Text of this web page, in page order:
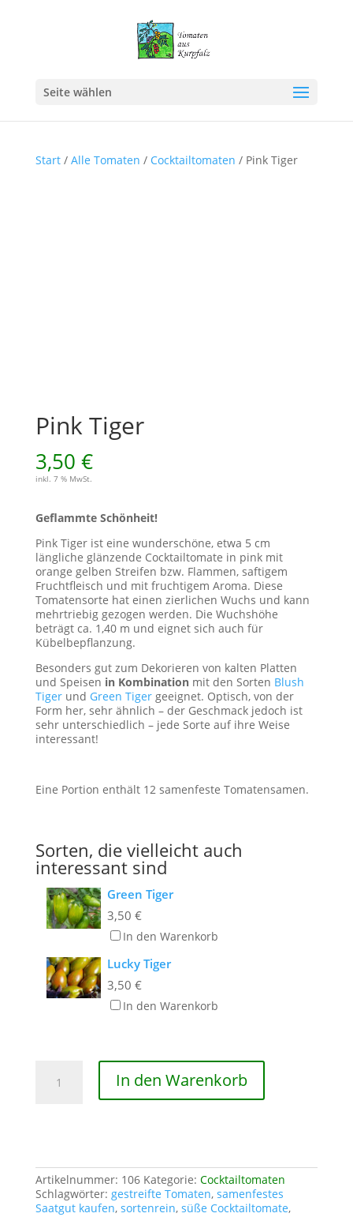
Seite wählen
Start/ Alle Tomaten / Cocktailtomaten / Pink Tiger
Pink Tiger
3,50 €
inkl. 7 % MwSt.
Geflammte Schönheit!
Pink Tiger ist eine wunderschöne, etwa 5 cm
längliche glänzende Cocktailtomate in pink mit
orange gelben Streifen bzw. Flammen, saftigem
Fruchtfleisch und mit fruchtigem Aroma. Diese
Tomatensorte hat einen zierlichen Wuchs und kann
mehrtriebig gezogen werden. Die Wuchshöhe
beträgt ca. 1,40 m und eignet sich auch für
Kübelbepflanzung.
Besonders gut zum Dekorieren von kalten Platten
und Speisen in Kombinationmit den Sorten Blush
Tigerund Green Tigergeeignet. Optisch, von der
Form her, sehr ähnlich – der Geschmack jedoch ist
sehr unterschiedlich – jede Sorte auf ihre Weise
interessant!
Eine Portion enthält 12 samenfeste Tomatensamen.
Sorten, die vielleicht auch
interessant sind
Green Tiger
3,50 €
In den Warenkorb
Lucky Tiger
3,50 €
In den Warenkorb
Tiger
In den Warenkorb
Artikelnummer: 106 Kategorie: Cocktailtomaten
Schlagwörter: gestreifte Tomaten, samenfestes
Saatgut kaufen, sortenrein, süße Cocktailtomate,